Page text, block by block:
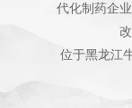
代化制药企
位于黑龙江